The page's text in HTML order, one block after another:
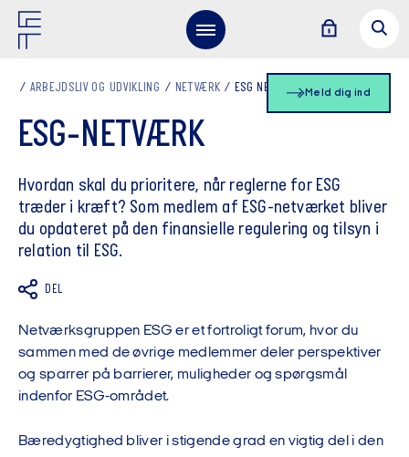
Meld dig ind
ARBEJDSLIV OG UDVIKLING NETVÆRK ESG NETVÆRK
ESG-NETVÆRK
Hvordan skal du prioritere, når reglerne for ESG
træder i kræft? Som medlem af ESG-netværket bliver
du opdateret på den finansielle regulering og tilsyn i
relation til ESG.
DEL
Netværksgruppen ESG er et fortroligt forum, hvor du
sammen med de øvrige medlemmer deler perspektiver
og sparrer på barrierer, muligheder og spørgsmål
indenfor ESG-området.
Bæredygtighed bliver i stigende grad en vigtig del i den